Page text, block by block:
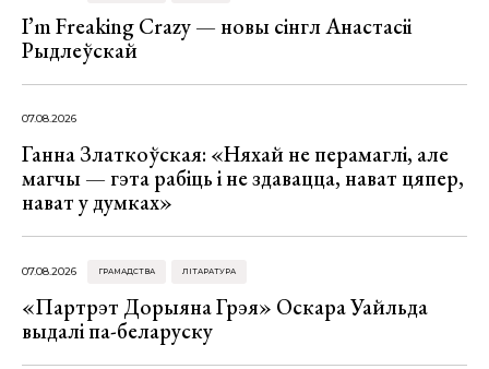
I’m Freaking Crazy — новы сінгл Анастасіі
Рыдлеўскай
07.08.2026
Ганна Златкоўская: «Няхай не перамаглі, але
магчы — гэта рабіць і не здавацца, нават цяпер,
нават у думках»
07.08.2026 ГРАМАДСТВА ЛІТАРАТУРА
«Партрэт Дорыяна Грэя» Оскара Уайльда
выдалі па-беларуску